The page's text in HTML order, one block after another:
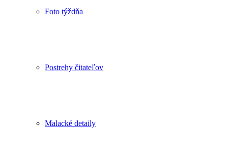
Foto týždňa
Postrehy čitateľov
Malacké detaily